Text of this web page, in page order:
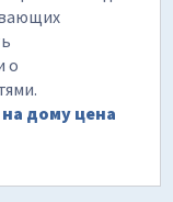
о
дому цена